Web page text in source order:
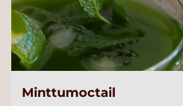
Minttumoctail